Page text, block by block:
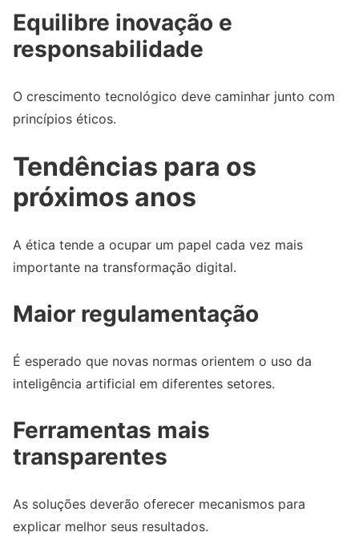
Equilibre inovação e
responsabilidade
O crescimento tecnológico deve caminhar junto com
princípios éticos.
Tendências para os
próximos anos
A ética tende a ocupar um papel cada vez mais
importante na transformação digital.
Maior regulamentação
É esperado que novas normas orientem o uso da
inteligência artificial em diferentes setores.
Ferramentas mais
transparentes
As soluções deverão oferecer mecanismos para
explicar melhor seus resultados.